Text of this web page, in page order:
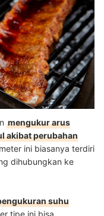
mengukur arus
akibat perubahan
ini biasanya terdiri
dihubungkan ke
suhu
tipe ini bisa